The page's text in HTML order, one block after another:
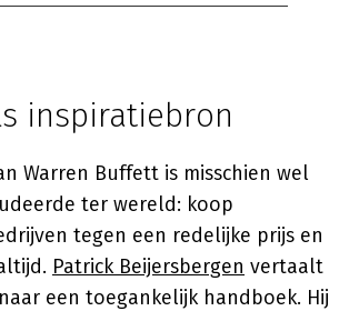
inspiratiebron
Warren Buffett is misschien wel
ter wereld: koop
tegen een redelijke prijs en
Patrick Beijersbergen vertaalt
een toegankelijk handboek. Hij